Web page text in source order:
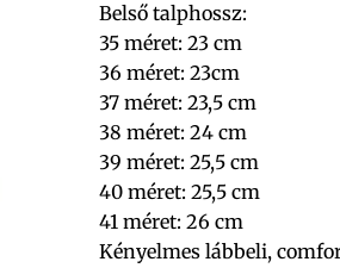
Belső talphossz:
35 méret: 23 cm
36 méret: 23cm
37 méret: 23,5 cm
38 méret: 24 cm
39 méret: 25,5 cm
40 méret: 25,5 cm
41 méret: 26 cm
Kényelmes lábbeli,